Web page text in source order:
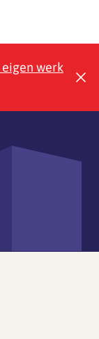
eigen werk